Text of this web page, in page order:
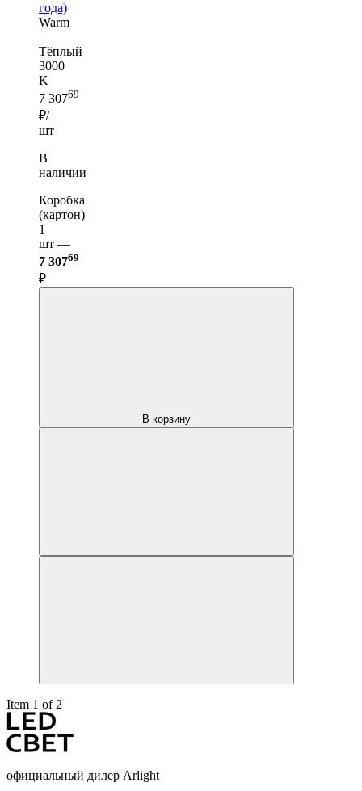
года)
Warm
|
Тёплый
3000
K
7 30769
₽/
шт
В
наличии
Коробка
(картон)
1
шт —
7 30769
₽
В корзину
Item 1 of 2
официальный дилер Arlight